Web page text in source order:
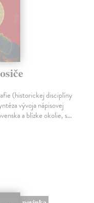
(historickej disciplíny
vývoja nápisovej
a blízke okolie, s…